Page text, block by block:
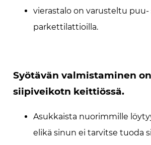
vierastalo on varusteltu puu-
parkettilattioilla.
Syötävän valmistaminen
siipiveikotn keittiössä.
Asukkaista nuorimmille
elikä sinun ei tarvitse tuoda